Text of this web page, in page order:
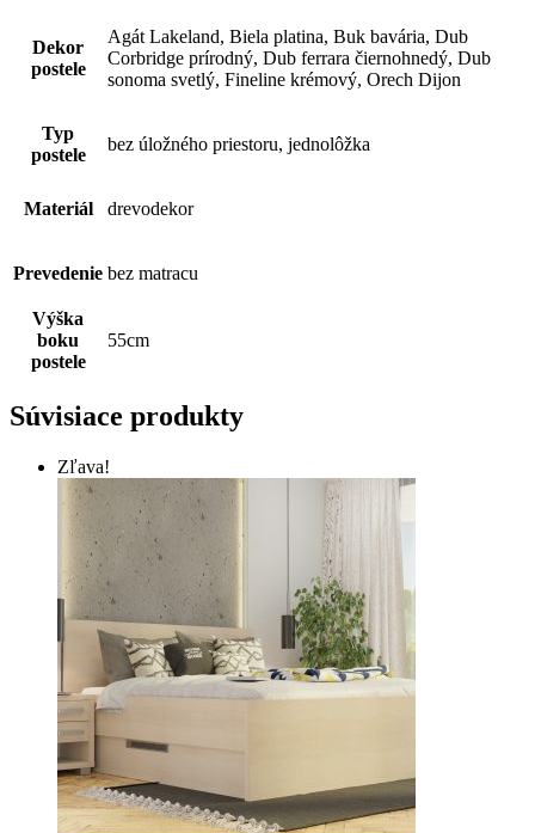
stránke
produktu.
Dekor
postele
Agát Lakeland, Biela platina, Buk bavária, Dub
Corbridge prírodný, Dub ferrara čiernohnedý, Dub
sonoma svetlý, Fineline krémový, Orech Dijon
Typ
postele
bez úložného priestoru, jednolôžka
Materiál drevodekor
Prevedenie bez matracu
Výška
boku
postele
55cm
Súvisiace produkty
Zľava!